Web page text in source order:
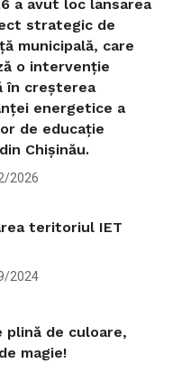
a avut loc lansarea
strategic de
municipală, care
o intervenție
în creșterea
energetice a
de educație
Chișinău.
2026
teritoriul IET
2024
plină de culoare,
magie!